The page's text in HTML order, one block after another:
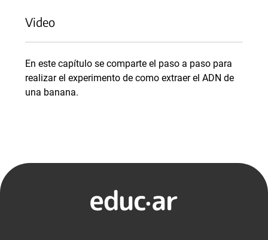
Video
En este capítulo se comparte el paso a paso para
realizar el experimento de como extraer el ADN de
una banana.